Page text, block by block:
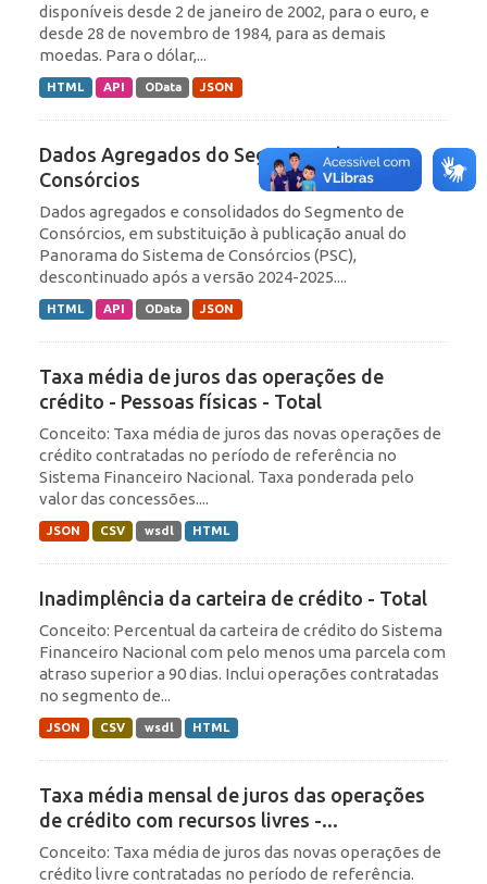
disponíveis desde 2 de janeiro de 2002, para o euro, e
desde 28 de novembro de 1984, para as demais
moedas. Para o dólar,...
HTML API OData JSON
Dados Agregados do Segmento de
Consórcios
Dados agregados e consolidados do Segmento de
Consórcios, em substituição à publicação anual do
Panorama do Sistema de Consórcios (PSC),
descontinuado após a versão 2024-2025....
HTML API OData JSON
Taxa média de juros das operações de
crédito - Pessoas físicas - Total
Conceito: Taxa média de juros das novas operações de
crédito contratadas no período de referência no
Sistema Financeiro Nacional. Taxa ponderada pelo
valor das concessões....
JSON CSV wsdl HTML
Inadimplência da carteira de crédito - Total
Conceito: Percentual da carteira de crédito do Sistema
Financeiro Nacional com pelo menos uma parcela com
atraso superior a 90 dias. Inclui operações contratadas
no segmento de...
JSON CSV wsdl HTML
Taxa média mensal de juros das operações
de crédito com recursos livres -...
Conceito: Taxa média de juros das novas operações de
crédito livre contratadas no período de referência.